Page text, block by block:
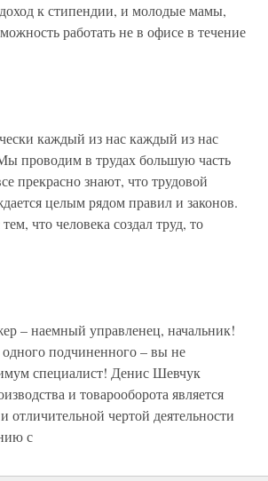
к стипендии, и молодые мамы,
работать не в офисе в течение
каждый из нас каждый из нас
проводим в трудах большую часть
прекрасно знают, что трудовой
целым рядом правил и законов.
что человека создал труд, то
– наемный управленец, начальник!
подчиненного – вы не
специалист! Денис Шевчук
и товарооборота является
отличительной чертой деятельности
с